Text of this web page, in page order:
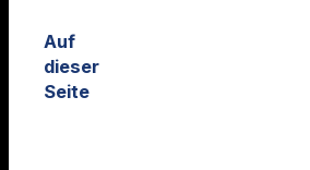
Auf
dieser
Seite